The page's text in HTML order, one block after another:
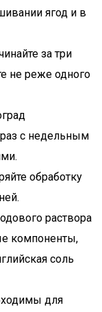
ягод и в
за три
не реже одного
с недельным
обработку
раствора
компоненты,
соль
для